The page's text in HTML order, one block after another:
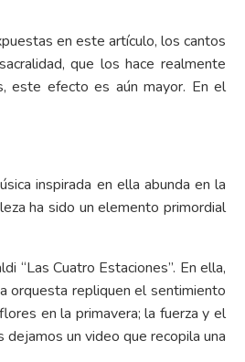
en este artículo, los cantos
que los hace realmente
este efecto es aún mayor. En el
inspirada en ella abunda en la
ha sido un elemento primordial
“Las Cuatro Estaciones”. En ella,
orquesta repliquen el sentimiento
en la primavera; la fuerza y el
un video que recopila una